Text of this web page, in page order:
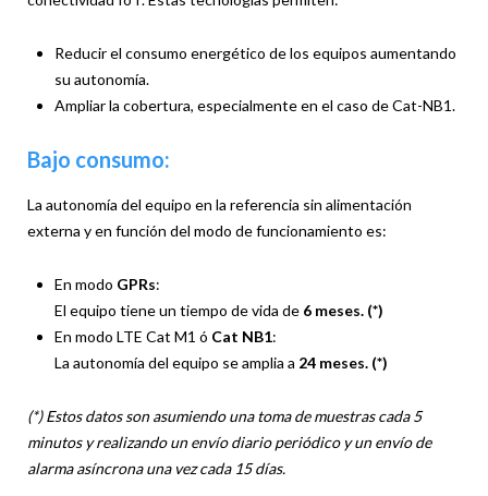
Reducir el consumo energético de los equipos aumentando
su autonomía.
Ampliar la cobertura, especialmente en el caso de Cat-NB1.
Bajo consumo:
La autonomía del equipo en la referencia sin alimentación
externa y en función del modo de funcionamiento es:
En modo GPRs:
El equipo tiene un tiempo de vida de 6 meses. (*)
En modo LTE Cat M1 ó Cat NB1:
La autonomía del equipo se amplia a 24 meses. (*)
(*) Estos datos son asumiendo una toma de muestras cada 5
minutos y realizando un envío diario periódico y un envío de
alarma asíncrona una vez cada 15 días.